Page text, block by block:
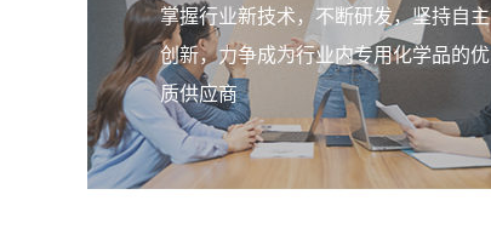
掌握行业新技术，不断研发，坚持自主
创新，力争成为行业内专用化学品的优
质供应商